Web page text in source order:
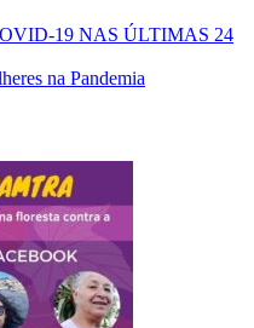
19 NAS ÚLTIMAS 24
na Pandemia